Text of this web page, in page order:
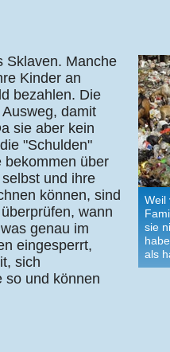
Weil
sie
als
Sklaven. Manche
Kinder an
bezahlen. Die
damit
sie aber kein
"Schulden"
bekommen über
und ihre
können, sind
wann
genau im
eingesperrt,
sich
so und können